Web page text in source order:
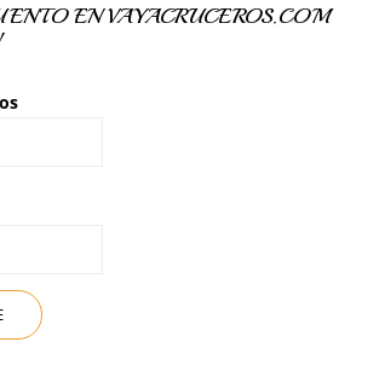
EN VAYACRUCEROS.COM